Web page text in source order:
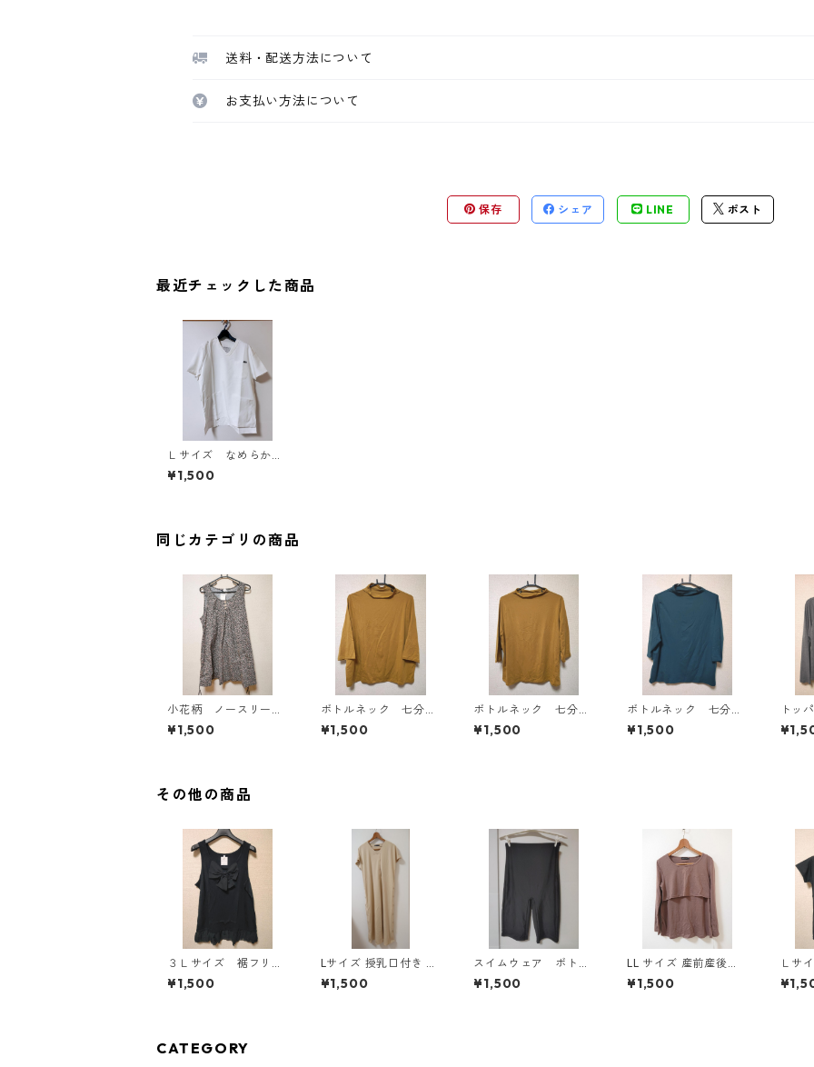
送料・配送方法について
お支払い方法について
保存 シェア LINE ポスト
最近チェックした商品
Ｌサイズ なめらかス
トレッチ 肩スナップ
スクラブ 男女兼用
¥1,500
同じカテゴリの商品
小花柄 ノースリーブ
ワンピース ４Ｌ ブ
ラック KAE-4819
¥1,500
ボトルネック 七分袖
カットソー ４Ｌ マ
スタード KAE-4818
¥1,500
ボトルネック 七分袖
カットソー ４Ｌ マ
スタード KAE-4816
¥1,500
ボトルネック 七分袖
カットソー ４Ｌ テ
ィールグリーン KAE
¥1,500
トッ
ン
AE-
その他の商品
３Ｌサイズ 裾フリ
ル リボン付きタンク
トップ ブラック K
¥1,500
Lサイズ 授乳口付き サ
イドボタンデザイン ワ
ンピース マタニティ
¥1,500
スイムウェア ボト
ム ３Ｌ ブラック
KAE-4563
¥1,500
LL サイズ 産前産後対
応 授乳口付き 長袖シ
ャツ マタニティ チャ
¥1,500
Ｌサ
抗菌
ーキ
CATEGORY